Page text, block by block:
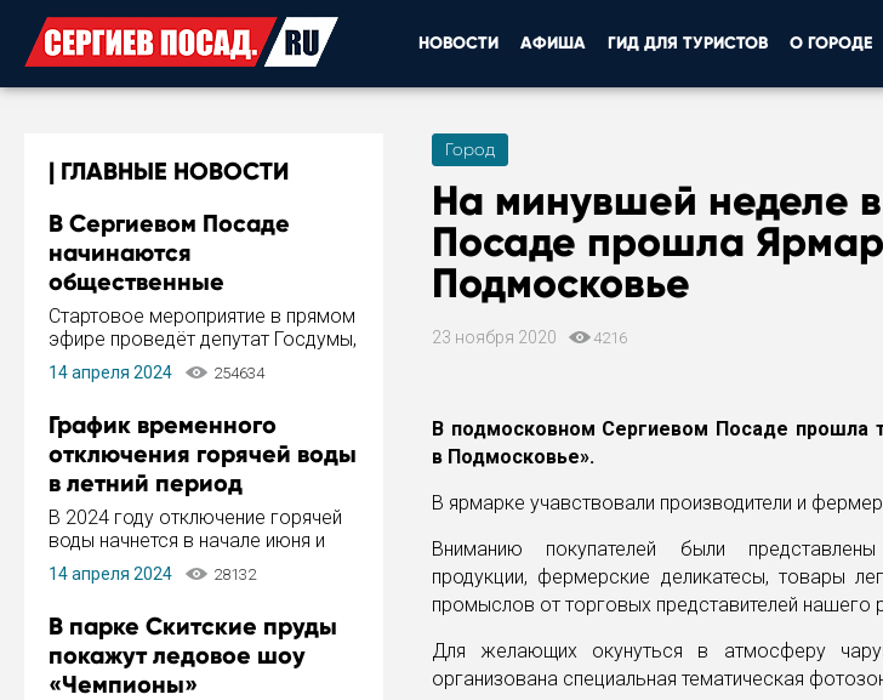
НОВОСТИ АФИША ГИД ДЛЯ ТУРИСТОВ О ГОРОДЕ
ГЛАВНЫЕ НОВОСТИ
В Сергиевом Посаде
начинаются
общественные
обсуждения Стратегии
развития города
Стартовое мероприятие в прямом
эфире проведёт депутат Госдумы,
инициатор и автор Концепции
развития Сергиева Посада и
Пахомов.
14 апреля 2024 254634
График временного
отключения горячей воды
в летний период
В 2024 году отключение горячей
воды начнется в начале июня и
завершится в конце августа.
Период отключения составит не
14 апреля 2024 28132
В парке Скитские пруды
покажут ледовое шоу
«Чемпионы»
Город
На минувшей неделе
Посаде прошла
Подмосковье
23 ноября 2020 4216
В подмосковном Сергиевом Посаде прошла
в Подмосковье».
В ярмарке учавствовали производители и
Вниманию покупателей были
продукции, фермерские деликатесы, товары
промыслов от торговых представителей нашего
Для желающих окунуться в атмосферу
организована специальная тематическая